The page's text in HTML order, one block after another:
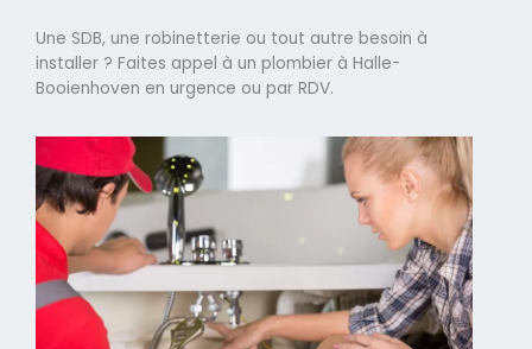
Une SDB, une robinetterie ou tout autre besoin à
installer ? Faites appel à un plombier à Halle-
Booienhoven en urgence ou par RDV.